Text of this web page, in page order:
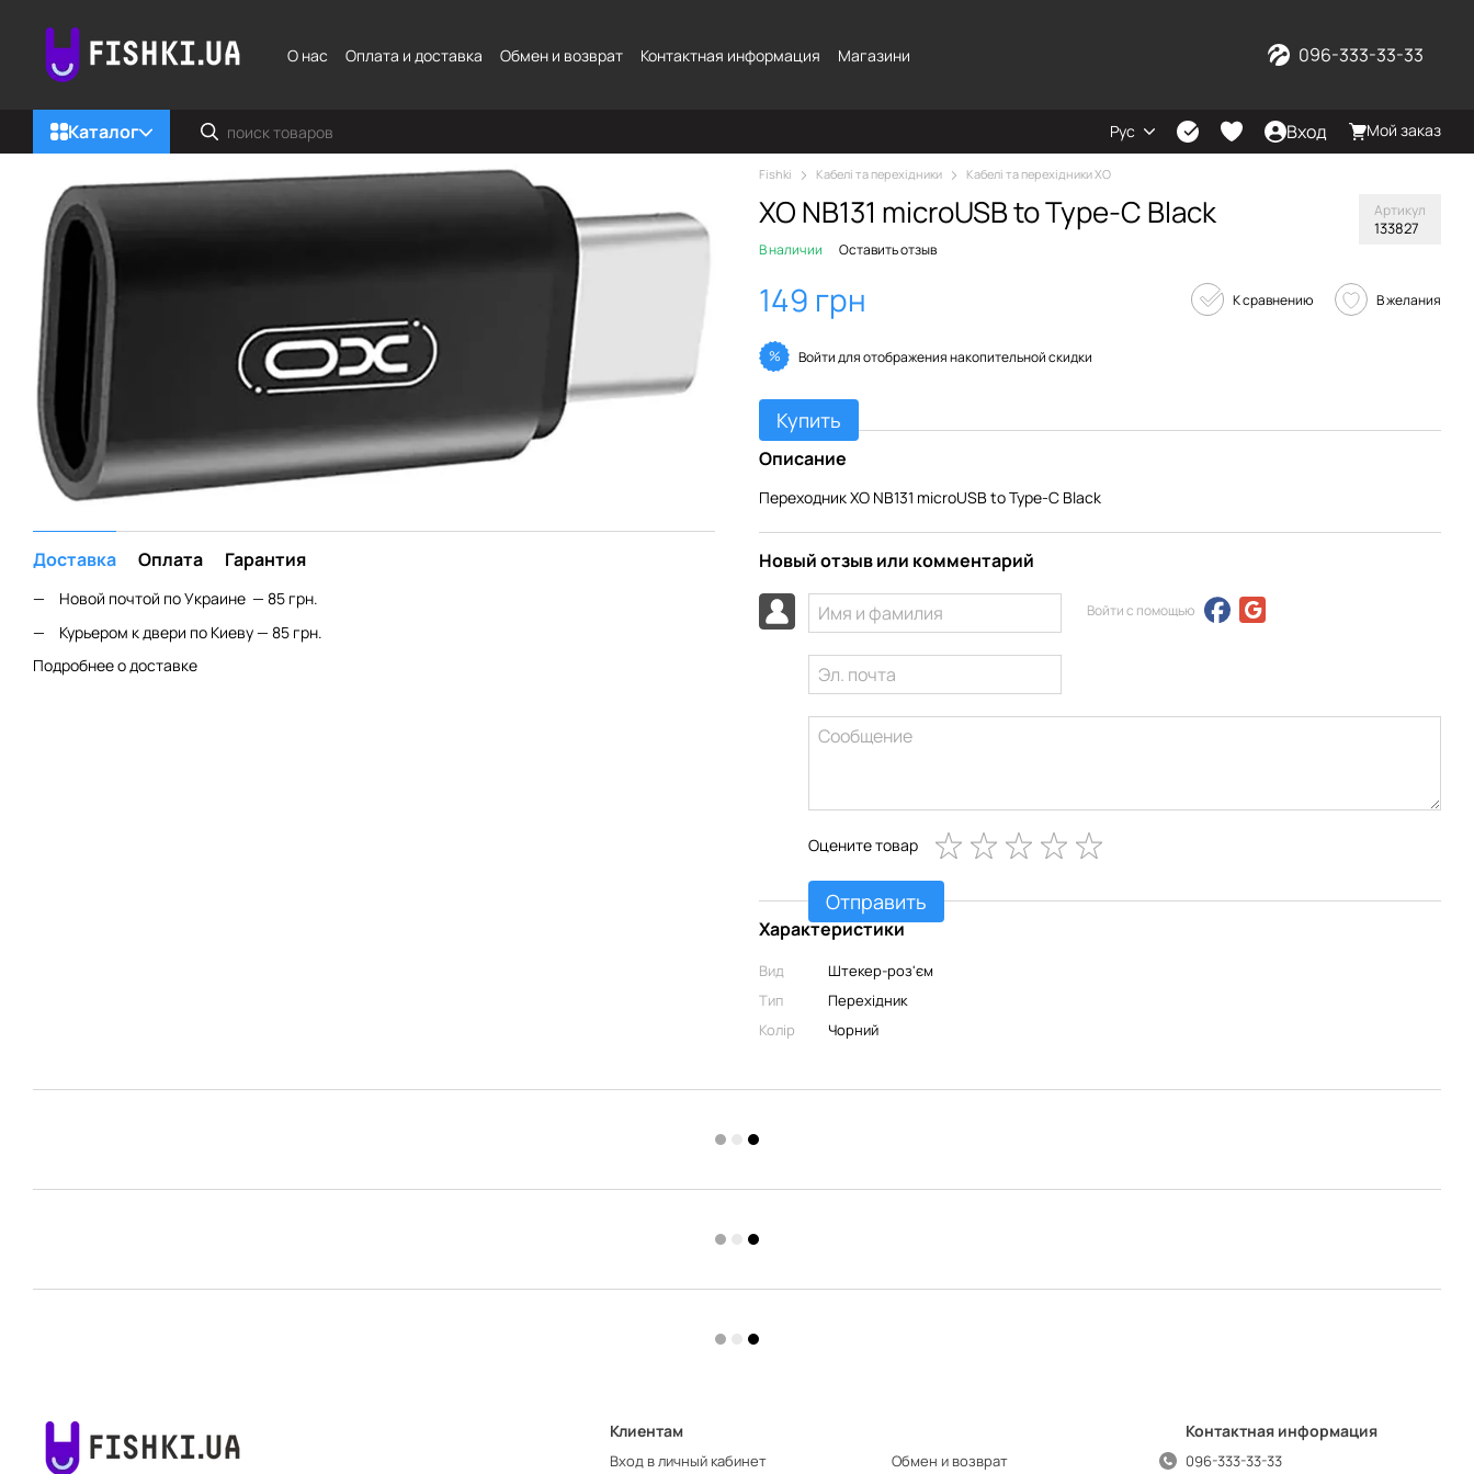
О нас
Оплата и доставка Обмен и возврат Контактная информация Магазини 096-333-33-33
Каталог Рус Вход Мой заказ
Доставка Оплата Гарантия
Новой почтой по Украине — 85 грн.
Курьером к двери по Киеву — 85 грн.
Подробнее о доставке
Fishki Кабелі та перехідники Кабелі та перехідники XO
XO NB131 microUSB to Type-C Black Артикул
133827
В наличии Оставить отзыв
149 грн К сравнению В желания
% Войтидля отображения накопительной скидки
Купить
Описание
Переходник XO NB131 microUSB to Type-C Black
Новый отзыв или комментарий
Войти с помощью
Оцените товар
Отправить
Характеристики
Вид
Штекер-роз'єм
Тип
Перехідник
Колір
Чорний
Клиентам
Вход в личный кабинет Обмен и возврат
Контактная информация
096-333-33-33